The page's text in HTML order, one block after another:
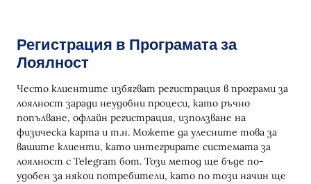
Регистрация в Програмата за
Лоялност
Често клиентите избягват регистрация в програми за
лоялност заради неудобни процеси, като ръчно
попълване, офлайн регистрация, използване на
физическа карта и т.н. Можете да улесните това за
вашите клиенти, като интегрирате системата за
лоялност с Telegram бот. Този метод ще бъде по-
удобен за някои потребители, като по този начин ще